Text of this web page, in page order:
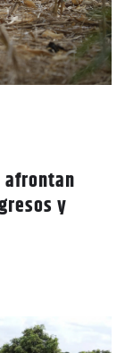
afrontan
y